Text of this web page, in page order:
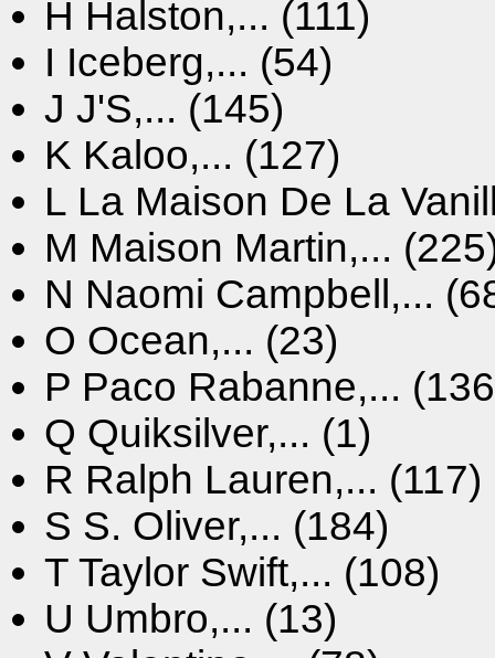
H Halston,... (111)
I Iceberg,... (54)
J J'S,... (145)
K Kaloo,... (127)
L La Maison De La
M Maison Martin,...
N Naomi Campbell,...
O Ocean,... (23)
P Paco Rabanne,...
Q Quiksilver,... (1)
R Ralph Lauren,... (117)
S S. Oliver,... (184)
T Taylor Swift,... (108)
U Umbro,... (13)